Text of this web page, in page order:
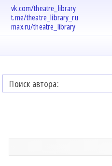
vk.com/theatre_library
t.me/theatre_library_ru
max.ru/theatre_library